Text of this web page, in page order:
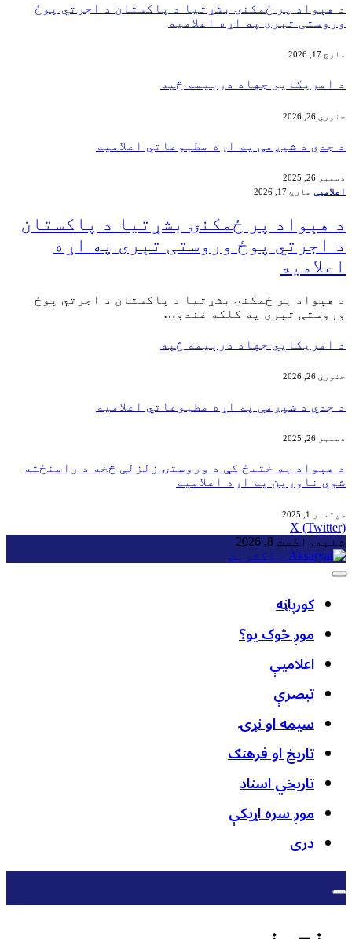
‏د هېواد پر ځمکنۍ بشړتیا د پاکستان د اجرتي پوځ
وروستی تېری په اړه اعلامیه
مارچ 17, 2026
‏د امریکايي جهاد درېیمه څپه
جنوري 26, 2026
د جدي د شپږمې په اړه مطبوعاتي اعلامیه
دسمبر 26, 2025
اعلامیې مارچ 17, 2026
‏د هېواد پر ځمکنۍ بشړتیا د پاکستان
د اجرتي پوځ وروستی تېری په اړه
اعلامیه
‏د هېواد پر ځمکنۍ بشړتیا د پاکستان د اجرتي پوځ
وروستی تېری په کلکه غندو…
‏د امریکايي جهاد درېیمه څپه
جنوري 26, 2026
د جدي د شپږمې په اړه مطبوعاتي اعلامیه
دسمبر 26, 2025
‏د هېواد په ختیځ کې د وروستۍ زلزلې څخه د رامنځته
شوي ناورین په اړه اعلامیه
سپتمبر 1, 2025
X (Twitter)
شنبه, اگست 8, 2026
کورپاڼه
موږ څوک یو؟
اعلامیې
تبصرې
سیمه او نړۍ
تاریخ او فرهنګ
تاریخي اسناد
موږ سره اړیکې
دری